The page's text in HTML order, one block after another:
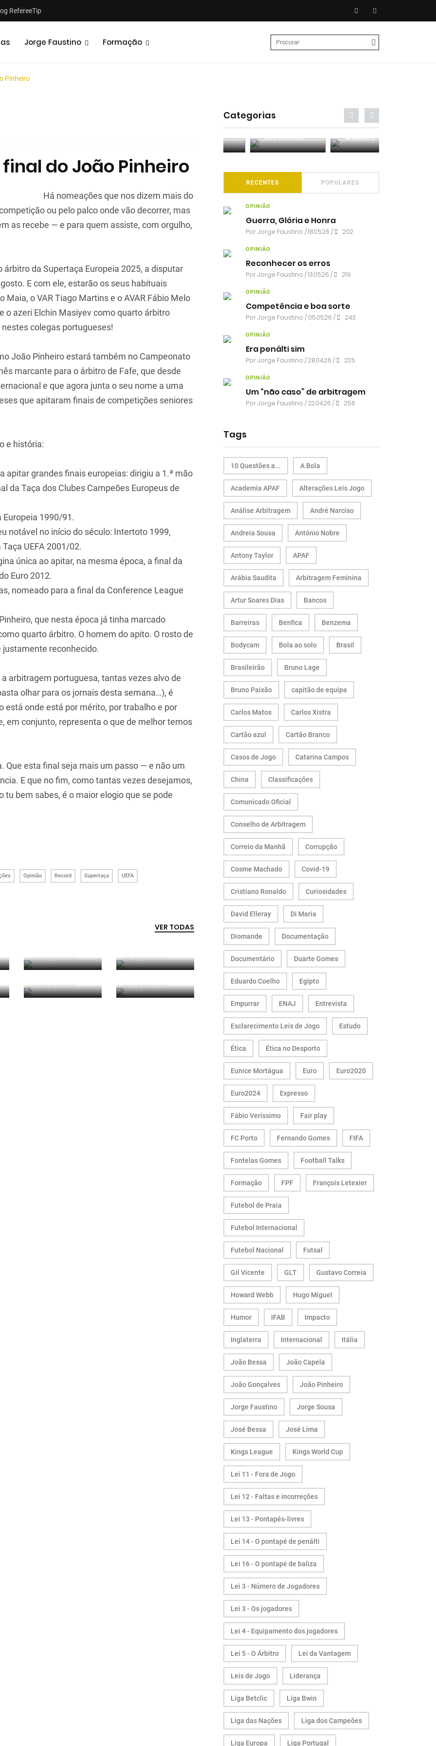
RefereeTip
Jorge Faustino Formação
Pinheiro
do João Pinheiro
Há nomeações que nos dizem mais do
ou pelo palco onde vão decorrer, mas
as recebe — e para quem assiste, com orgulho,
árbitro da Supertaça Europeia 2025, a disputar
E com ele, estarão os seus habituais
o VAR Tiago Martins e o AVAR Fábio Melo
o azeri Elchin Masiyev como quarto árbitro
colegas portugueses!
João Pinheiro estará também no Campeonato
marcante para o árbitro de Fafe, que desde
e que agora junta o seu nome a uma
que apitaram finais de competições seniores
e história:
apitar grandes finais europeias: dirigiu a 1.ª mão
da Taça dos Clubes Campeões Europeus de
Europeia 1990/91.
notável no início do século: Intertoto 1999,
UEFA 2001/02.
única ao apitar, na mesma época, a final da
Euro 2012.
nomeado para a final da Conference League
que nesta época já tinha marcado
quarto árbitro. O homem do apito. O rosto de
justamente reconhecido.
arbitragem portuguesa, tantas vezes alvo de
olhar para os jornais desta semana…), é
onde está por mérito, por trabalho e por
em conjunto, representa o que de melhor temos
Que esta final seja mais um passo — e não um
E que no fim, como tantas vezes desejamos,
bem sabes, é o maior elogio que se pode
Opinião Record Supertaça UEFA
VER TODAS
PorJorge Faustino PorJorge Faustino
Critério e
PorJorge Faustino
Forma vs
PorJorge Faustino
Categorias
Entrevistas Análises
RECENTES POPULARES
OPINIÃO
Guerra, Glória e Honra
PorJorge Faustino / 18.05.26 / 202
OPINIÃO
Reconhecer os erros
PorJorge Faustino / 13.05.26 / 219
OPINIÃO
Competência e boa sorte
PorJorge Faustino / 05.05.26 / 243
OPINIÃO
Era penálti sim
PorJorge Faustino / 28.04.26 / 225
OPINIÃO
Um “não caso” de arbitragem
PorJorge Faustino / 22.04.26 / 256
Tags
10 Questões a... A Bola
Academia APAF Alterações Leis Jogo
Análise Arbitragem André Narciso
Andreia Sousa António Nobre
Antony Taylor APAF
Arábia Saudita Arbitragem Feminina
Artur Soares Dias Bancos
Barreiras Benfica Benzema
Bodycam Bola ao solo Brasil
Brasileirão Bruno Lage
Bruno Paixão capitão de equipa
Carlos Matos Carlos Xistra
Cartão azul Cartão Branco
Casos de Jogo Catarina Campos
China Classificações
Comunicado Oficial
Conselho de Arbitragem
Correio da Manhã Corrupção
Cosme Machado Covid-19
Cristiano Ronaldo Curiosidades
David Elleray Di Maria
Diomande Documentação
Documentário Duarte Gomes
Eduardo Coelho Egipto
Empurrar ENAJ Entrevista
Esclarecimento Leis de Jogo Estudo
Ética Ética no Desporto
Eunice Mortágua Euro Euro2020
Euro2024 Expresso
Fábio Veríssimo Fair play
FC Porto Fernando Gomes FIFA
Fontelas Gomes Football Talks
Formação FPF François Letexier
Futebol de Praia
Futebol Internacional
Futebol Nacional Futsal
Gil Vicente GLT Gustavo Correia
Howard Webb Hugo Miguel
Humor IFAB Impacto
Inglaterra Internacional Itália
João Bessa João Capela
João Gonçalves João Pinheiro
Jorge Faustino Jorge Sousa
José Bessa José Lima
Kings League Kings World Cup
Lei 11 - Fora de Jogo
Lei 12 - Faltas e incorreções
Lei 13 - Pontapés-livres
Lei 14 - O pontapé de penálti
Lei 16 - O pontapé de baliza
Lei 3 - Número de Jogadores
Lei 3 - Os jogadores
Lei 4 - Equipamento dos jogadores
Lei 5 - O Árbitro Lei da Vantagem
Leis de Jogo Liderança
Liga Betclic Liga Bwin
Liga das Nações Liga dos Campeões
Liga Europa Liga Portugal